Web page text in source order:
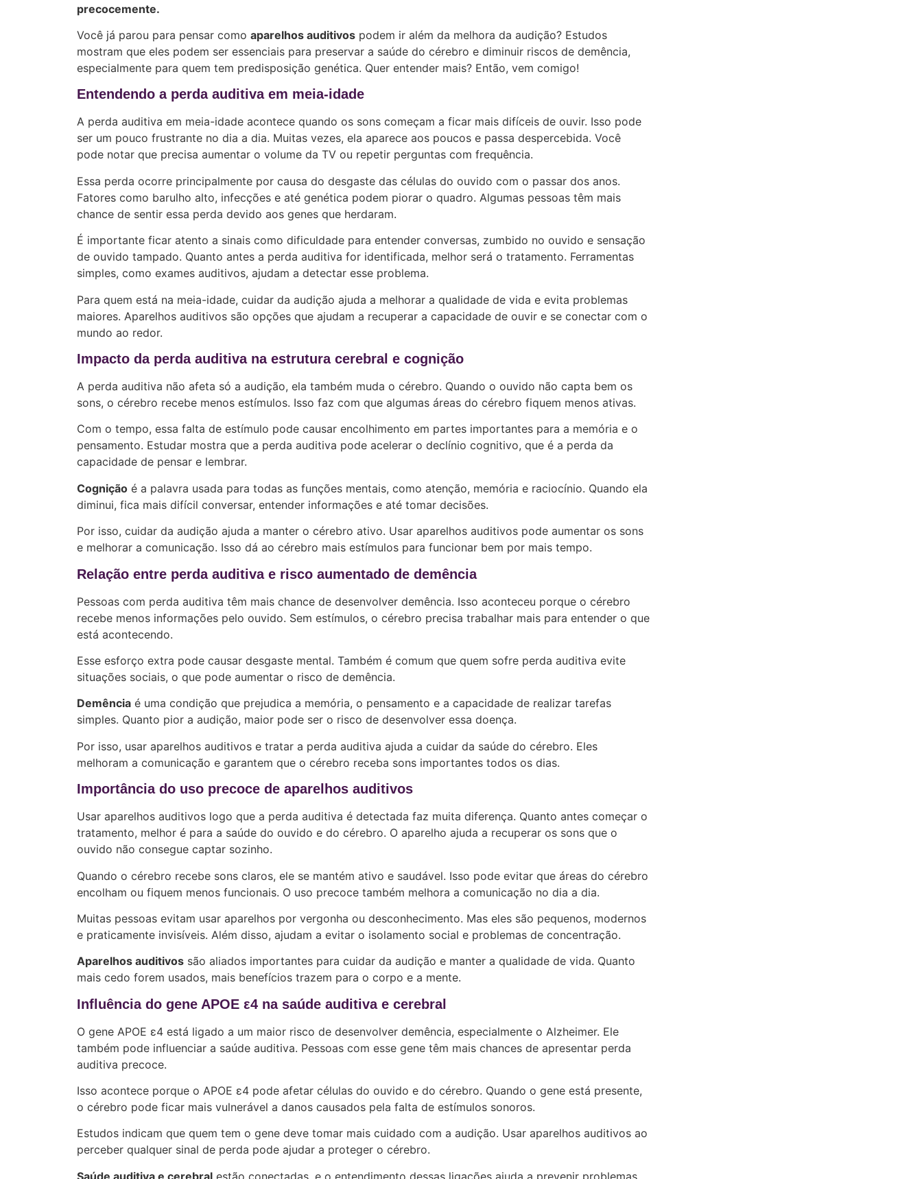
precocemente.
Você já parou para pensar como aparelhos auditivos podem ir além da melhora da audição? Estudos
mostram que eles podem ser essenciais para preservar a saúde do cérebro e diminuir riscos de demência,
especialmente para quem tem predisposição genética. Quer entender mais? Então, vem comigo!
Entendendo a perda auditiva em meia-idade
A perda auditiva em meia-idade acontece quando os sons começam a ficar mais difíceis de ouvir. Isso pode
ser um pouco frustrante no dia a dia. Muitas vezes, ela aparece aos poucos e passa despercebida. Você
pode notar que precisa aumentar o volume da TV ou repetir perguntas com frequência.
Essa perda ocorre principalmente por causa do desgaste das células do ouvido com o passar dos anos.
Fatores como barulho alto, infecções e até genética podem piorar o quadro. Algumas pessoas têm mais
chance de sentir essa perda devido aos genes que herdaram.
É importante ficar atento a sinais como dificuldade para entender conversas, zumbido no ouvido e sensação
de ouvido tampado. Quanto antes a perda auditiva for identificada, melhor será o tratamento. Ferramentas
simples, como exames auditivos, ajudam a detectar esse problema.
Para quem está na meia-idade, cuidar da audição ajuda a melhorar a qualidade de vida e evita problemas
maiores. Aparelhos auditivos são opções que ajudam a recuperar a capacidade de ouvir e se conectar com o
mundo ao redor.
Impacto da perda auditiva na estrutura cerebral e cognição
A perda auditiva não afeta só a audição, ela também muda o cérebro. Quando o ouvido não capta bem os
sons, o cérebro recebe menos estímulos. Isso faz com que algumas áreas do cérebro fiquem menos ativas.
Com o tempo, essa falta de estímulo pode causar encolhimento em partes importantes para a memória e o
pensamento. Estudar mostra que a perda auditiva pode acelerar o declínio cognitivo, que é a perda da
capacidade de pensar e lembrar.
Cognição é a palavra usada para todas as funções mentais, como atenção, memória e raciocínio. Quando ela
diminui, fica mais difícil conversar, entender informações e até tomar decisões.
Por isso, cuidar da audição ajuda a manter o cérebro ativo. Usar aparelhos auditivos pode aumentar os sons
e melhorar a comunicação. Isso dá ao cérebro mais estímulos para funcionar bem por mais tempo.
Relação entre perda auditiva e risco aumentado de demência
Pessoas com perda auditiva têm mais chance de desenvolver demência. Isso aconteceu porque o cérebro
recebe menos informações pelo ouvido. Sem estímulos, o cérebro precisa trabalhar mais para entender o que
está acontecendo.
Esse esforço extra pode causar desgaste mental. Também é comum que quem sofre perda auditiva evite
situações sociais, o que pode aumentar o risco de demência.
Demência é uma condição que prejudica a memória, o pensamento e a capacidade de realizar tarefas
simples. Quanto pior a audição, maior pode ser o risco de desenvolver essa doença.
Por isso, usar aparelhos auditivos e tratar a perda auditiva ajuda a cuidar da saúde do cérebro. Eles
melhoram a comunicação e garantem que o cérebro receba sons importantes todos os dias.
Importância do uso precoce de aparelhos auditivos
Usar aparelhos auditivos logo que a perda auditiva é detectada faz muita diferença. Quanto antes começar o
tratamento, melhor é para a saúde do ouvido e do cérebro. O aparelho ajuda a recuperar os sons que o
ouvido não consegue captar sozinho.
Quando o cérebro recebe sons claros, ele se mantém ativo e saudável. Isso pode evitar que áreas do cérebro
encolham ou fiquem menos funcionais. O uso precoce também melhora a comunicação no dia a dia.
Muitas pessoas evitam usar aparelhos por vergonha ou desconhecimento. Mas eles são pequenos, modernos
e praticamente invisíveis. Além disso, ajudam a evitar o isolamento social e problemas de concentração.
Aparelhos auditivos são aliados importantes para cuidar da audição e manter a qualidade de vida. Quanto
mais cedo forem usados, mais benefícios trazem para o corpo e a mente.
Influência do gene APOE ε4 na saúde auditiva e cerebral
O gene APOE ε4 está ligado a um maior risco de desenvolver demência, especialmente o Alzheimer. Ele
também pode influenciar a saúde auditiva. Pessoas com esse gene têm mais chances de apresentar perda
auditiva precoce.
Isso acontece porque o APOE ε4 pode afetar células do ouvido e do cérebro. Quando o gene está presente,
o cérebro pode ficar mais vulnerável a danos causados pela falta de estímulos sonoros.
Estudos indicam que quem tem o gene deve tomar mais cuidado com a audição. Usar aparelhos auditivos ao
perceber qualquer sinal de perda pode ajudar a proteger o cérebro.
Saúde auditiva e cerebral estão conectadas, e o entendimento dessas ligações ajuda a prevenir problemas